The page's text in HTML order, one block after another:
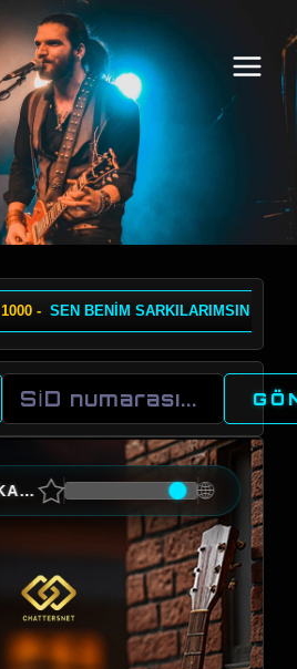
1000 - SEN BENİM SARKILARIMSIN
KALPTENNAGMELER ★ 🌐